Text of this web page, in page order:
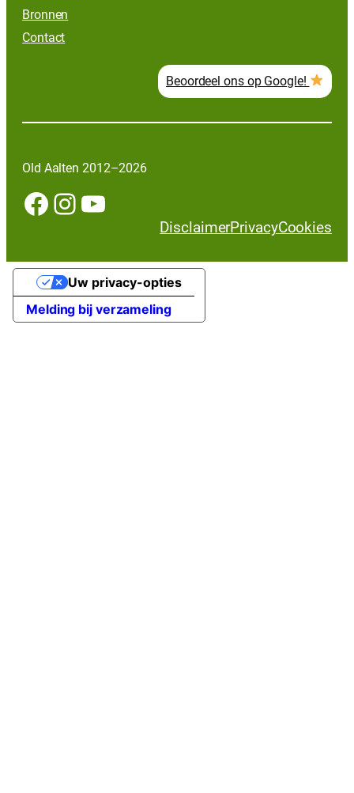
Bronnen
Contact
Beoordeel ons op Google!
Old Aalten 2012–2026
Facebook InstagramYouTube
DisclaimerPrivacyCookies
Melding bij verzameling
Uw privacy-opties